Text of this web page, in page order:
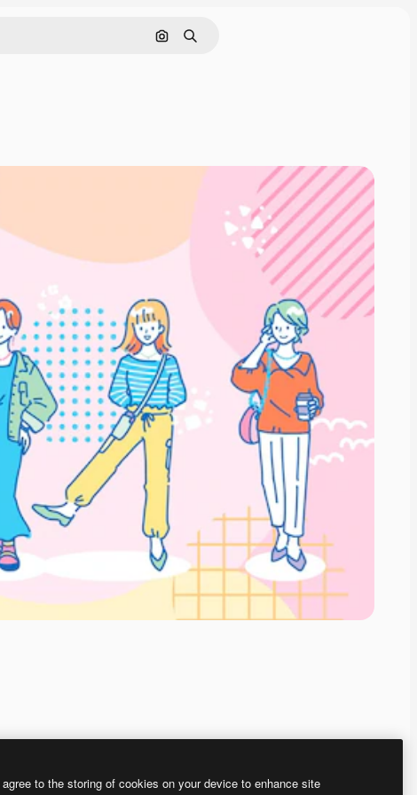
画像で検索
検索
to the storing of cookies on your device to enhance site